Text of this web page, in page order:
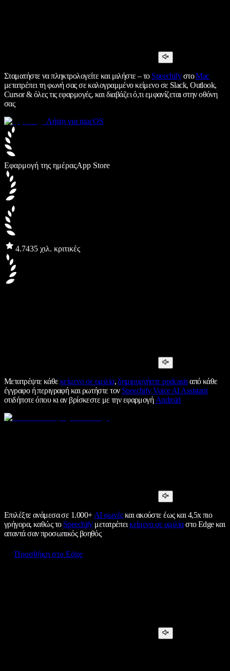
Σταματήστε να πληκτρολογείτε και μιλήστε – το SpeechifyστοMac
μετατρέπει τη φωνή σας σε καλογραμμένο κείμενο σε Slack, Outlook,
Cursor & όλες τις εφαρμογές, και διαβάζει ό,τι εμφανίζεται στην οθόνη
σας
Λήψη για macOS
Εφαρμογή της ημέραςApp Store
4.7435 χιλ. κριτικές
Μετατρέψτε κάθεκείμενο σε ομιλία,δημιουργήστε podcastsαπό κάθε
έγγραφο ή περιγραφή και ρωτήστε τον Speechify Voice AI Assistant
οτιδήποτε όπου κι αν βρίσκεστε με την εφαρμογή Android
Επιλέξτε ανάμεσα σε 1.000+ AI φωνέςκαι ακούστε έως και 4,5x πιο
γρήγορα, καθώς το Speechifyμετατρέπεικείμενο σε ομιλίαστο Edge και
απαντά σαν προσωπικός βοηθός
Προσθήκη στο Edge